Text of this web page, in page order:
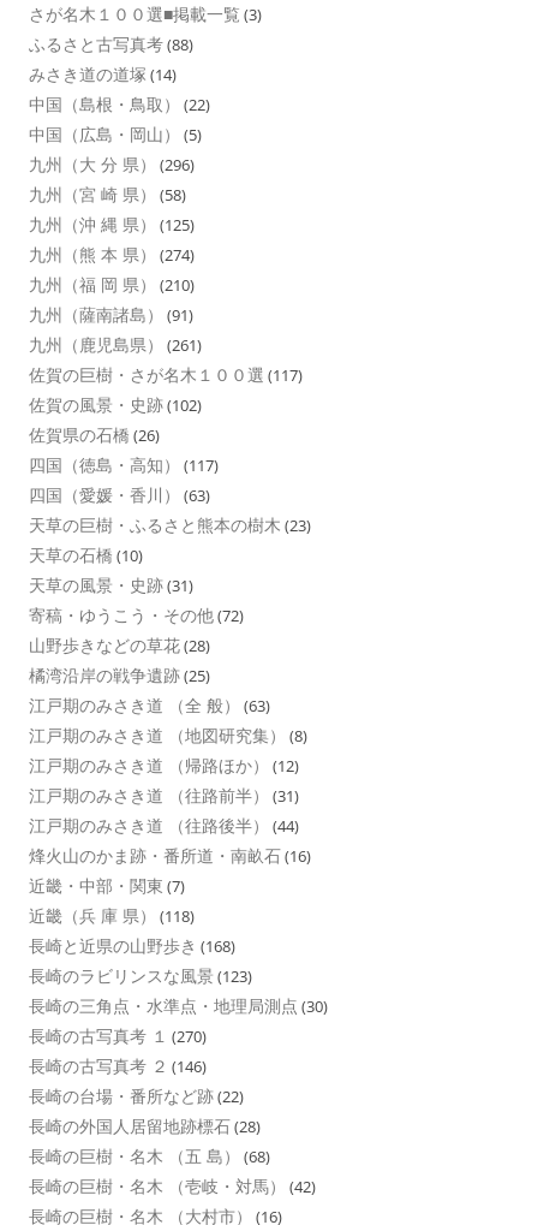
さが名木１００選■掲載一覧 (3)
ふるさと古写真考(88)
みさき道の道塚 (14)
中国（島根・鳥取） (22)
中国（広島・岡山） (5)
九州（大 分 県） (296)
九州（宮 崎 県） (58)
九州（沖 縄 県） (125)
九州（熊 本 県） (274)
九州（福 岡 県） (210)
九州（薩南諸島） (91)
九州（鹿児島県） (261)
佐賀の巨樹・さが名木１００選 (117)
佐賀の風景・史跡(102)
佐賀県の石橋 (26)
四国（徳島・高知） (117)
四国（愛媛・香川） (63)
天草の巨樹・ふるさと熊本の樹木 (23)
天草の石橋 (10)
天草の風景・史跡(31)
寄稿・ゆうこう・その他(72)
山野歩きなどの草花(28)
橘湾沿岸の戦争遺跡(25)
江戸期のみさき道 （全 般） (63)
江戸期のみさき道 （地図研究集） (8)
江戸期のみさき道 （帰路ほか） (12)
江戸期のみさき道 （往路前半） (31)
江戸期のみさき道 （往路後半） (44)
烽火山のかま跡・番所道・南畝石(16)
近畿・中部・関東 (7)
近畿（兵 庫 県） (118)
長崎と近県の山野歩き (168)
長崎のラビリンスな風景 (123)
長崎の三角点・水準点・地理局測点 (30)
長崎の古写真考 １ (270)
長崎の古写真考 ２ (146)
長崎の台場・番所など跡(22)
長崎の外国人居留地跡標石(28)
長崎の巨樹・名木 （五 島） (68)
長崎の巨樹・名木 （壱岐・対馬） (42)
長崎の巨樹・名木 （大村市） (16)